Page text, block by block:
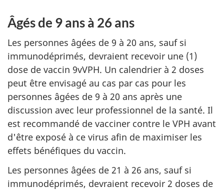
Âgés de 9 ans à 26 ans
Les personnes âgées de 9 à 20 ans, sauf si
immunodéprimés, devraient recevoir une (1)
dose de vaccin 9vVPH. Un calendrier à 2 doses
peut être envisagé au cas par cas pour les
personnes âgées de 9 à 20 ans après une
discussion avec leur professionnel de la santé. Il
est recommandé de vacciner contre le VPH avant
d'être exposé à ce virus afin de maximiser les
effets bénéfiques du vaccin.
Les personnes âgées de 21 à 26 ans, sauf si
immunodéprimés, devraient recevoir 2 doses de